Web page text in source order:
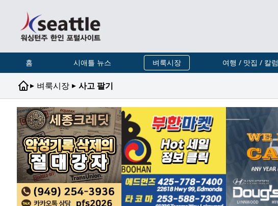
홈 시애틀 뉴스 벼룩시장 여행 / 맛집 / 칼럼
▸ 벼룩시장 ▸ 사고 팔기